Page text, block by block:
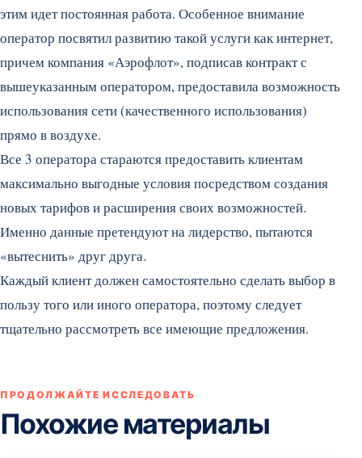
этим идет постоянная работа. Особенное внимание
оператор посвятил развитию такой услуги как интернет,
причем компания «Аэрофлот», подписав контракт с
вышеуказанным оператором, предоставила возможность
использования сети (качественного использования)
прямо в воздухе.
Все 3 оператора стараются предоставить клиентам
максимально выгодные условия посредством создания
новых тарифов и расширения своих возможностей.
Именно данные претендуют на лидерство, пытаются
«вытеснить» друг друга.
Каждый клиент должен самостоятельно сделать выбор в
пользу того или иного оператора, поэтому следует
тщательно рассмотреть все имеющие предложения.
ПРОДОЛЖАЙТЕ ИССЛЕДОВАТЬ
Похожие материалы